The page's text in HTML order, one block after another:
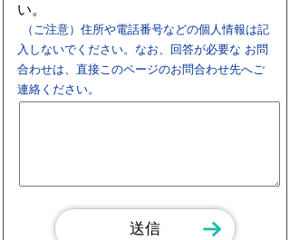
い。
（ご注意）住所や電話番号などの個人情報は記
入しないでください。なお、回答が必要な お問
合わせは、直接このページのお問合わせ先へご
連絡ください。